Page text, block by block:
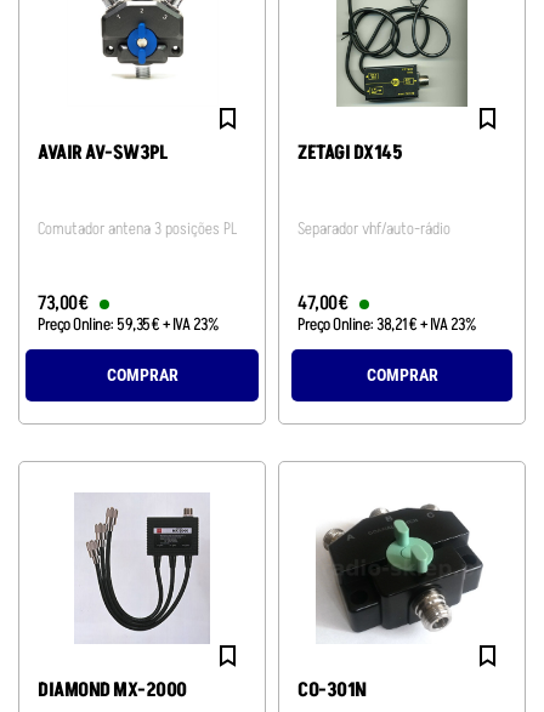
AVAIR AV-SW3PL
Comutador antena 3 posições PL
73,00€
Preço Online: 59,35€+ IVA 23%
COMPRAR
ZETAGI DX145
Separador vhf/auto-rádio
47,00€
Preço Online:38,21€+ IVA 23%
COMPRAR
DIAMOND MX-2000 CO-301N